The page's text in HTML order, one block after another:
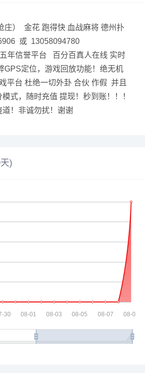
庄） 金花 跑得快 血战麻将 德州扑
或 13058094780
年信誉平台 百分百真人在线 实时
GPS定位，游戏回放功能！绝无机
平台 杜绝一切外卦 合伙 作假 并且
式，随时充值 提现！秒到账！！！
！非诚勿扰！谢谢
)